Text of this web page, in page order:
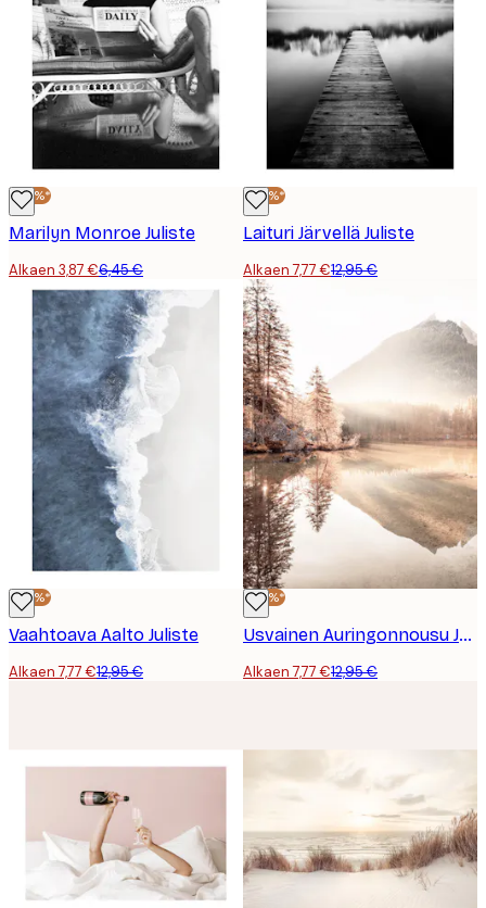
-40%*
Marilyn Monroe Juliste
Alkaen 3,87 €6,45 €
-40%*
Laituri Järvellä Juliste
Alkaen 7,77 €12,95 €
-40%*
Vaahtoava Aalto Juliste
Alkaen 7,77 €12,95 €
-40%*
Usvainen Auringonnousu Juliste
Alkaen 7,77 €12,95 €